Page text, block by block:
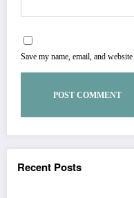
Save my name, email, and
Recent Posts